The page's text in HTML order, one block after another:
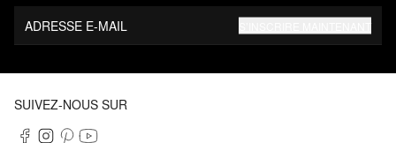
ADRESSE E-MAIL
SUIVEZ-NOUS SUR